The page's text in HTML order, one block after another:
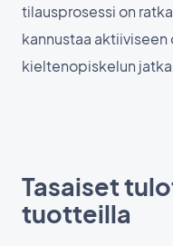
tilausprosessi on
kannustaa
kieltenopiskelun
Tasaiset
tuotteilla